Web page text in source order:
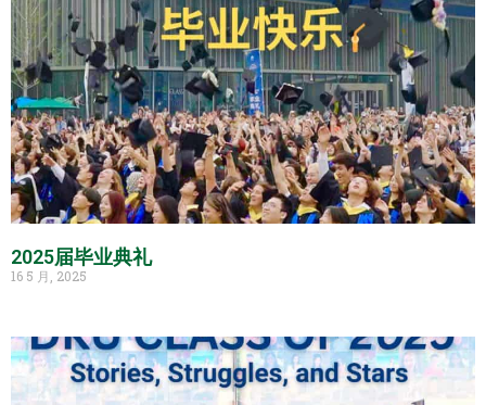
2025届毕业典礼
16 5 月, 2025